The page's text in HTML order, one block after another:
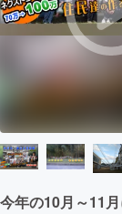
ビジ
まち
今年の10月～11